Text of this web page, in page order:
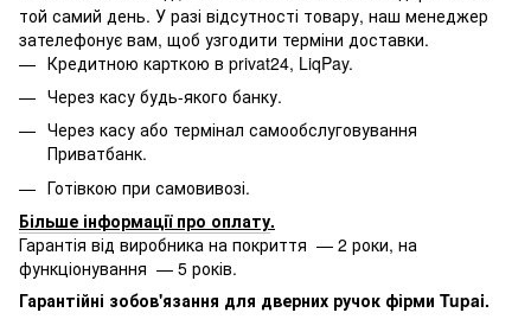
той самий день. У разі відсутності товару, наш менеджер
зателефонує вам, щоб узгодити терміни доставки.
Кредитною карткою в privat24, LiqPay.
Через касу будь-якого банку.
Через касу або термінал самообслуговування
Приватбанк.
Готівкою при самовивозі.
Більше інформації про оплату.
Гарантія від виробника на покриття — 2 роки, на
функціонування — 5 років.
Гарантійні зобов'язання для дверних ручок фірми Tupai.